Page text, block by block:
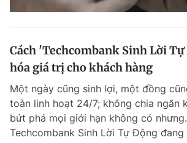
Tiện ích Bạn cần
Thông tin tòa soạn Liên hệ
Đọc Thanh Niên trên điện thoại
Cách 'Techcombank Sinh Lời
hóa giá trị cho khách hàng
Một ngày cũng sinh lợi, một đồng
toàn linh hoạt 24/7; không chia ngăn
bứt phá mọi giới hạn không có
Techcombank Sinh Lời Tự Động